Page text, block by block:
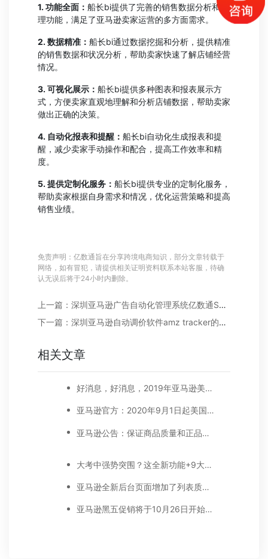
1. 功能全面： 船长bi提供了完善的销售数据分析和管
理功能，满足了亚马逊卖家运营的多方面需求。
2. 数据精准： 船长bi通过数据挖掘和分析，提供精准
的销售数据和状况分析，帮助卖家快速了解店铺经营
情况。
3. 可视化展示： 船长bi提供多种图表和报表展示方
式，方便卖家直观地理解和分析店铺数据，帮助卖家
做出正确的决策。
4. 自动化报表和提醒： 船长bi自动化生成报表和提
醒，减少卖家手动操作和配合，提高工作效率和精
度。
5. 提供定制化服务： 船长bi提供专业的定制化服务，
帮助卖家根据自身需求和情况，优化运营策略和提高
销售业绩。
免责声明：亿数通旨在分享跨境电商知识，部分文章转载于
网络，如有冒犯，请提供相关证明资料联系本站客服，待确
认无误后将于24小时内删除。
上一篇：深圳亚马逊广告自动化管理系统亿数通Selmetrics好用吗？
下一篇：深圳亚马逊自动调价软件amz tracker的使用方法和优势
相关文章
好消息，好消息，2019年亚马逊美国站减免长期仓储费。下调销售佣金！
亚马逊官方：2020年9月1日起美国站卖家的公司名称和地址要显示在卖家资料页面
亚马逊公告：保证商品质量和正品的实践指南
大考中强势突围？这全新功能+9大重点让你出奇制胜
亚马逊全新后台页面增加了列表质量面板
亚马逊黑五促销将于10月26日开始预热，附上促销提交​截止时间表！